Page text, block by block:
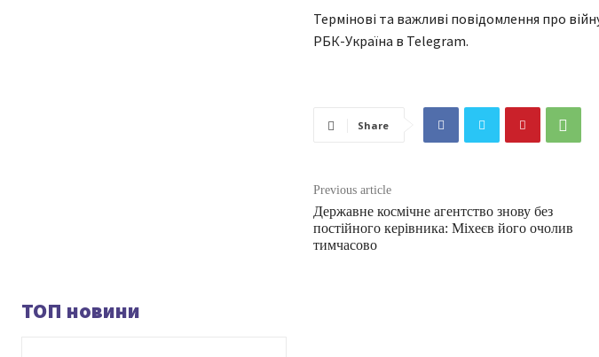
Термінові та важливі повідомлення про
РБК-Україна в Telegram.
Share
Previous article
Державне космічне агентство знову без
постійного керівника: Міхеєв його очолив
тимчасово
ТОП новини